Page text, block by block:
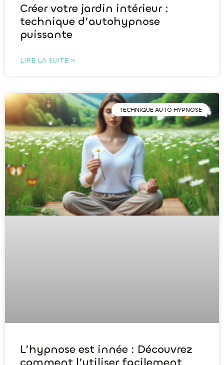
Créer votre jardin intérieur :
technique d’autohypnose
puissante
LIRE LA SUITE »
TECHNIQUE AUTO HYPNOSE
L’hypnose est innée : Découvrez